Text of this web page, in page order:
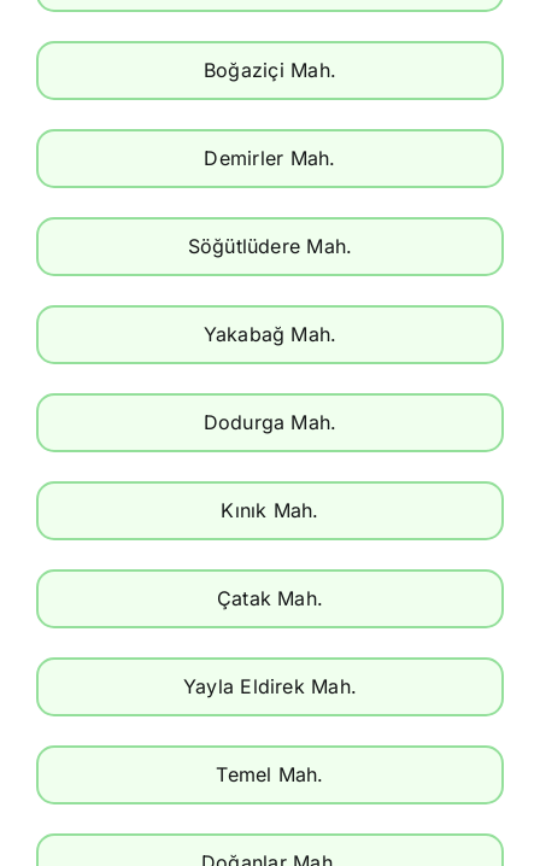
Boğaziçi Mah.
Demirler Mah.
Söğütlüdere Mah.
Yakabağ Mah.
Dodurga Mah.
Kınık Mah.
Çatak Mah.
Yayla Eldirek Mah.
Temel Mah.